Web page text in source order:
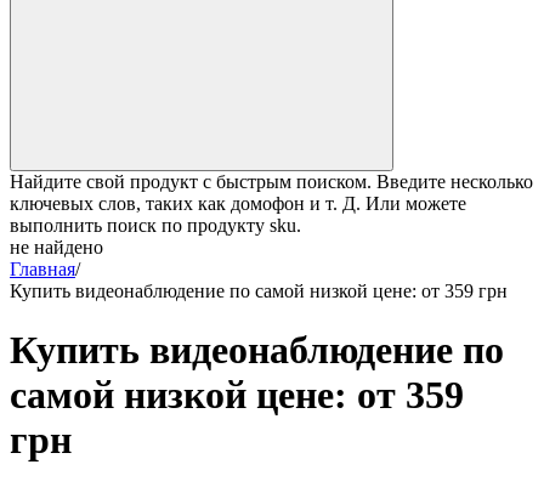
Найдите свой продукт с быстрым поиском. Введите несколько
ключевых слов, таких как домофон и т. Д. Или можете
выполнить поиск по продукту sku.
не найдено
Главная/
Купить видеонаблюдение по самой низкой цене: от 359 грн
Купить видеонаблюдение по
самой низкой цене: от 359
грн